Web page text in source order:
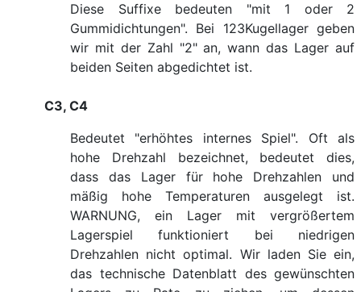
Diese Suffixe bedeuten "mit 1 oder 2
Gummidichtungen". Bei 123Kugellager geben
wir mit der Zahl "2" an, wann das Lager auf
beiden Seiten abgedichtet ist.
C3, C4
Bedeutet "erhöhtes internes Spiel". Oft als
hohe Drehzahl bezeichnet, bedeutet dies,
dass das Lager für hohe Drehzahlen und
mäßig hohe Temperaturen ausgelegt ist.
WARNUNG, ein Lager mit vergrößertem
Lagerspiel funktioniert bei niedrigen
Drehzahlen nicht optimal. Wir laden Sie ein,
das technische Datenblatt des gewünschten